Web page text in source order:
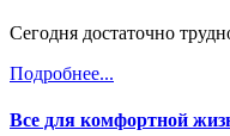
Сегодня достаточно
Подробнее...
Все для комфортной